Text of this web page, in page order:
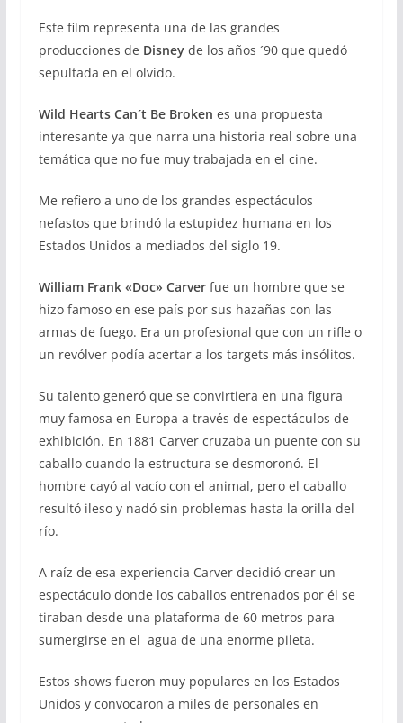
Este film representa una de las grandes
producciones de Disney de los años ´90 que quedó
sepultada en el olvido.
Wild Hearts Can´t Be Broken es una propuesta
interesante ya que narra una historia real sobre una
temática que no fue muy trabajada en el cine.
Me refiero a uno de los grandes espectáculos
nefastos que brindó la estupidez humana en los
Estados Unidos a mediados del siglo 19.
William Frank «Doc» Carverfue un hombre que se
hizo famoso en ese país por sus hazañas con las
armas de fuego. Era un profesional que con un rifle o
un revólver podía acertar a los targets más insólitos.
Su talento generó que se convirtiera en una figura
muy famosa en Europa a través de espectáculos de
exhibición. En 1881 Carver cruzaba un puente con su
caballo cuando la estructura se desmoronó. El
hombre cayó al vacío con el animal, pero el caballo
resultó ileso y nadó sin problemas hasta la orilla del
río.
A raíz de esa experiencia Carver decidió crear un
espectáculo donde los caballos entrenados por él se
tiraban desde una plataforma de 60 metros para
sumergirse en el agua de una enorme pileta.
Estos shows fueron muy populares en los Estados
Unidos y convocaron a miles de personales en